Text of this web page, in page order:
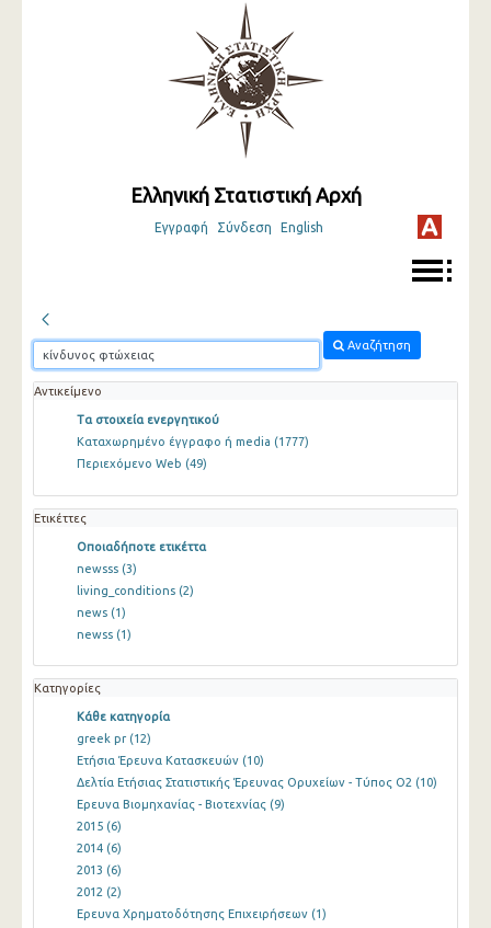
Ελληνική Στατιστική Αρχή
Εγγραφή Σύνδεση English
Αναζήτηση
Αντικείμενο
Τα στοιχεία ενεργητικού
Καταχωρημένο έγγραφο ή media (1777)
Περιεχόμενο Web (49)
Ετικέττες
Οποιαδήποτε ετικέττα
newsss (3)
living_conditions (2)
news (1)
newss (1)
Κατηγορίες
Κάθε κατηγορία
greek pr (12)
Ετήσια Έρευνα Κατασκευών (10)
Δελτία Ετήσιας Στατιστικής Έρευνας Ορυχείων - Τύπος Ο2 (10)
Ερευνα Βιομηχανίας - Βιοτεχνίας (9)
2015 (6)
2014 (6)
2013 (6)
2012 (2)
Ερευνα Χρηματοδότησης Επιχειρήσεων (1)